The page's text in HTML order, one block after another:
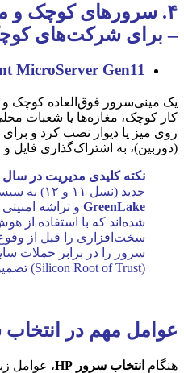
– برای شرکت‌های
MicroServer Gen11:
یک مینی‌سرور فوق‌العاده کوچک و
کار کوچک، مغازه‌ها یا شعبات
روی میز یا دیوار نصب کرد و
(دوربین)، به اشتراک‌گذاری فایل
نکته کلیدی مدیریت در سال 2026:
جدید (نسل ۱۱ و ۱۲) به سیستم مدیریتی هوشمند
GreenLake و تراشه امنیتی
شده‌اند که با استفاده از
سخت‌افزاری را قبل از
سرور را در برابر حملات
(Silicon Root of Trust) تضمین می‌کنند.
عوامل مهم در
هنگام انتخاب سرور HP ، عوامل